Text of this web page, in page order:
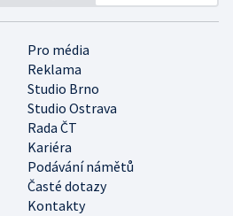
Pro média
Reklama
Studio Brno
Studio Ostrava
Rada ČT
Kariéra
Podávání námětů
Časté dotazy
Kontakty